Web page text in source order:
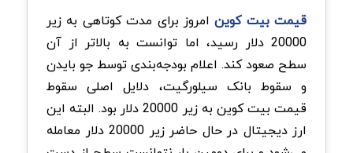
قیمت بیت کوینامروز برای مدت کوتاهی به زیر
20000 دلار رسید، اما توانست به بالاتر از آن
سطح صعود کند. اعلام بودجه‌بندی توسط جو بایدن
و سقوط بانک سیلورگیت، دلایل اصلی سقوط
قیمت بیت کوین به زیر 20000 دلار بود. البته این
ارز دیجیتال در حال حاضر زیر 20000 دلار معامله